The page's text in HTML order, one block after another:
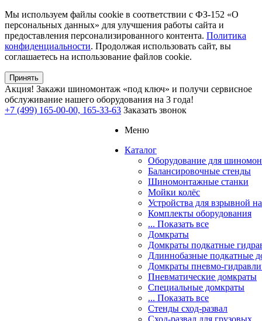
Мы используем файлы cookie в соответствии с ФЗ-152 «О
персональных данных» для улучшения работы сайта и
предоставления персонализированного контента. Политика
конфиденциальности. Продолжая использовать сайт, вы
соглашаетесь на использование файлов cookie.
Принять
Акция! Закажи шиномонтаж «под ключ» и получи сервисное
обслуживание нашего оборудования на 3 года!
+7 (499) 165-00-00, 165-33-63 Заказать звонок
Меню
Каталог
Оборудование для
Балансировочные стенды
Шиномонтажные станки
Мойки колёс
Устройства для взрывной
Комплекты оборудования
... Показать все
Домкраты
Домкраты подкатные
Длиннобазные подкатные
Домкраты пневмо-
Пневматические домкраты
Специальные домкраты
... Показать все
Стенды сход-развал
Сход-развал для грузовых